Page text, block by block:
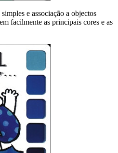
e associação a objectos
facilmente as principais cores e as